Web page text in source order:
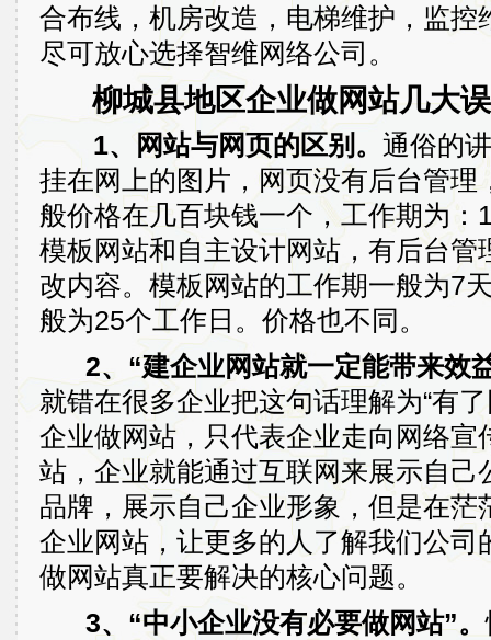
合布线，机房改造，电梯维护，监控
尽可放心选择智维网络公司。
柳城县地区企业做网站几大
1、网站与网页的区别。 通俗的
挂在网上的图片，网页没有后台管理
般价格在几百块钱一个，工作期为
模板网站和自主设计网站，有后台管
改内容。模板网站的工作期一般为7
般为25个工作日。价格也不同。
2、“建企业网站就一定能带来效
就错在很多企业把这句话理解为“有
企业做网站，只代表企业走向网络宣
站，企业就能通过互联网来展示自己
品牌，展示自己企业形象，但是在
企业网站，让更多的人了解我们公司
做网站真正要解决的核心问题。
3、“中小企业没有必要做网站”。